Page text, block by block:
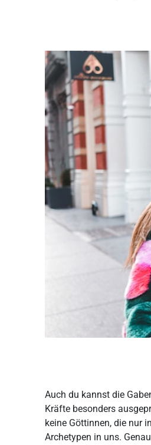
Auch du kannst die
Kräfte besonders
keine Göttinnen, die nur
Archetypen in uns.